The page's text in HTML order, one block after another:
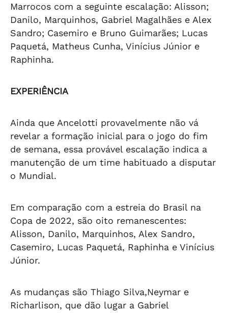
Marrocos com a seguinte escalação: Alisson;
Danilo, Marquinhos, Gabriel Magalhães e Alex
Sandro; Casemiro e Bruno Guimarães; Lucas
Paquetá, Matheus Cunha, Vinícius Júnior e
Raphinha.
EXPERIÊNCIA
Ainda que Ancelotti provavelmente não vá
revelar a formação inicial para o jogo do fim
de semana, essa provável escalação indica a
manutenção de um time habituado a disputar
o Mundial.
Em comparação com a estreia do Brasil na
Copa de 2022, são oito remanescentes:
Alisson, Danilo, Marquinhos, Alex Sandro,
Casemiro, Lucas Paquetá, Raphinha e Vinícius
Júnior.
As mudanças são Thiago Silva,Neymar e
Richarlison, que dão lugar a Gabriel